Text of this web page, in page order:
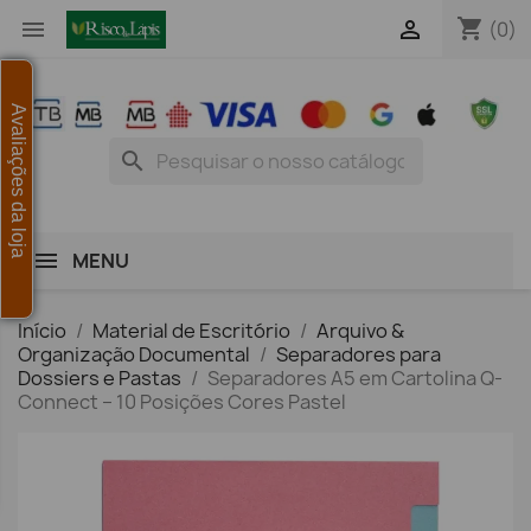
 shopping_cart (0)

search
MENU
Início Material de Escritório
Arquivo &
Organização Documental
Separadores para
Dossiers e Pastas
Separadores A5 em Cartolina Q-
Connect – 10 Posições Cores Pastel
Avaliações da loja